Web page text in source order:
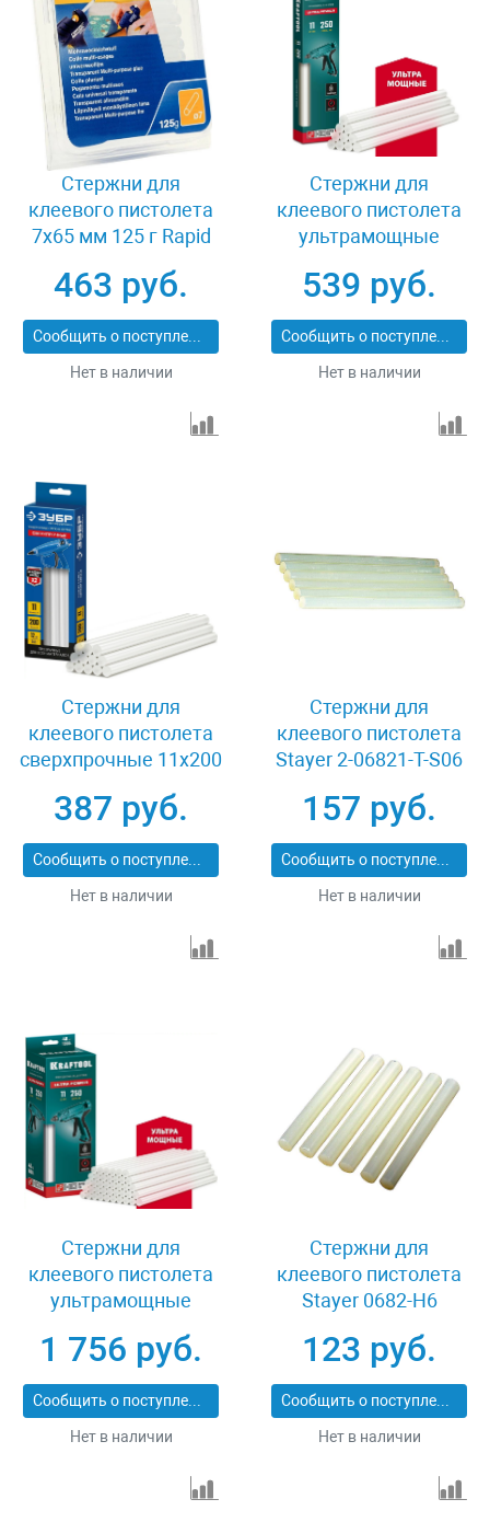
Стержни для
клеевого пистолета
7x65 мм 125 г Rapid
463 руб.
Сообщить о поступлении
Нет в наличии
Стержни для
клеевого пистолета
ультрамощные
Kraftool 06848-10
539 руб.
Сообщить о поступлении
Нет в наличии
Стержни для
клеевого пистолета
сверхпрочные 11х200
12
387 руб.
Сообщить о поступлении
Нет в наличии
Стержни для
клеевого пистолета
Stayer 2-06821-T-S06
157 руб.
Сообщить о поступлении
Нет в наличии
Стержни для
клеевого пистолета
ультрамощные
Kraftool 06848-40
1 756 руб.
Сообщить о поступлении
Нет в наличии
Стержни для
клеевого пистолета
Stayer 0682-H6
123 руб.
Сообщить о поступлении
Нет в наличии